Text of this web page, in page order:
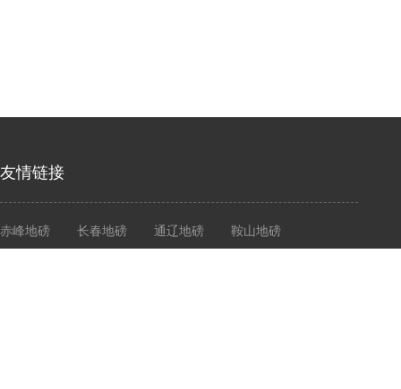
赤峰地磅 长春地磅 通辽地磅 鞍山地磅
友情链接